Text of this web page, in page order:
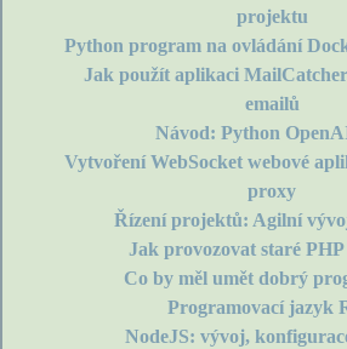
projektu
Python program na ovládání
Jak použít aplikaci
emailů
Návod: Python
Vytvoření WebSocket webové
proxy
Řízení projektů: Agilní
Jak provozovat staré
Co by měl umět dobrý
Programovací jazyk
NodeJS: vývoj,